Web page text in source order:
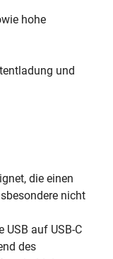
hohe
und
die einen
nicht
USB auf USB-C
des